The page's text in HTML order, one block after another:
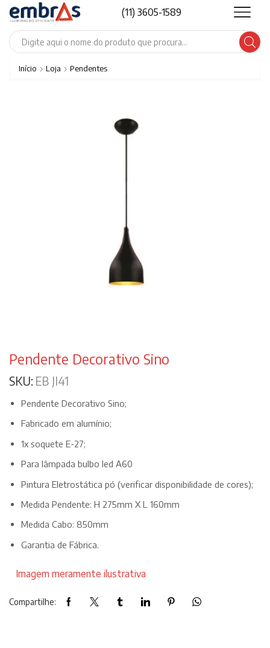
(11) 3605-1589
Search
Início Loja Pendentes
Pendente Decorativo Sino
SKU: EB JI41
Pendente Decorativo Sino;
Fabricado em alumínio;
1x soquete E-27;
Para lâmpada bulbo led A60
Pintura Eletrostática pó (verificar disponibilidade de cores);
Medida Pendente: H 275mm X L 160mm
Medida Cabo: 850mm
Garantia de Fábrica.
Imagem meramente ilustrativa
Compartilhe: